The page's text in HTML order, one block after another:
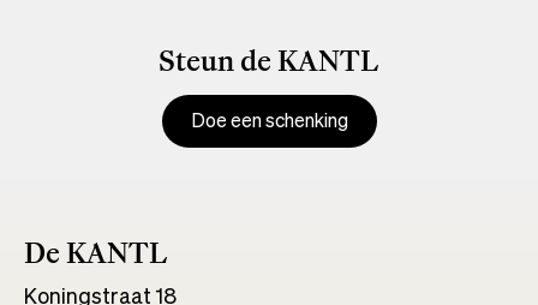
Steun de KANTL
Doe een schenking
De KANTL
Koningstraat 18